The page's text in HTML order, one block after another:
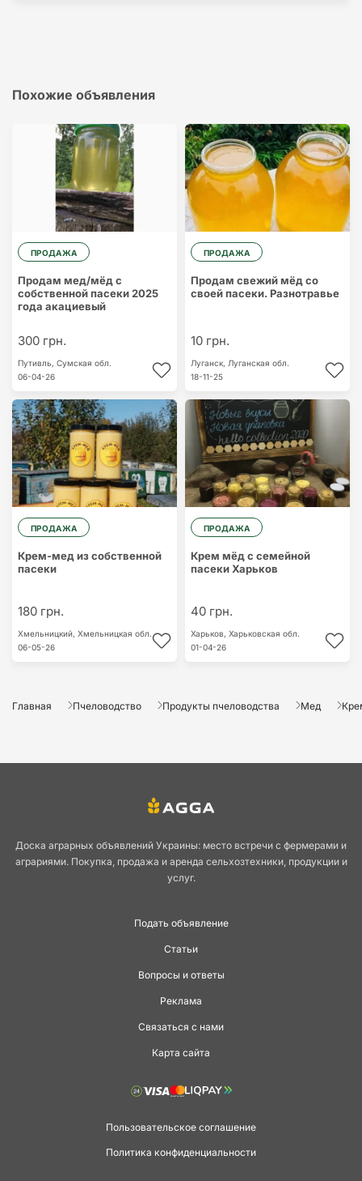
Похожие объявления
ПРОДАЖА
Продам мед/мёд с
собственной пасеки 2025
года акациевый
300 грн.
Путивль, Сумская обл.
06-04-26
ПРОДАЖА
Продам свежий мёд со
своей пасеки. Разнотравье
10 грн.
Луганск, Луганская обл.
18-11-25
ПРОДАЖА
Крем-мед из собственной
пасеки
180 грн.
Хмельницкий, Хмельницкая обл.
06-05-26
ПРОДАЖА
Крем мёд с семейной
пасеки Харьков
40 грн.
Харьков, Харьковская обл.
01-04-26
Главная Пчеловодство Продукты пчеловодства Мед
Доска аграрных объявлений Украины: место встречи с фермерами и
аграриями. Покупка, продажа и аренда сельхозтехники, продукции и
услуг.
Подать объявление
Статьи
Вопросы и ответы
Реклама
Связаться с нами
Карта сайта
Пользовательское соглашение
Политика конфиденциальности